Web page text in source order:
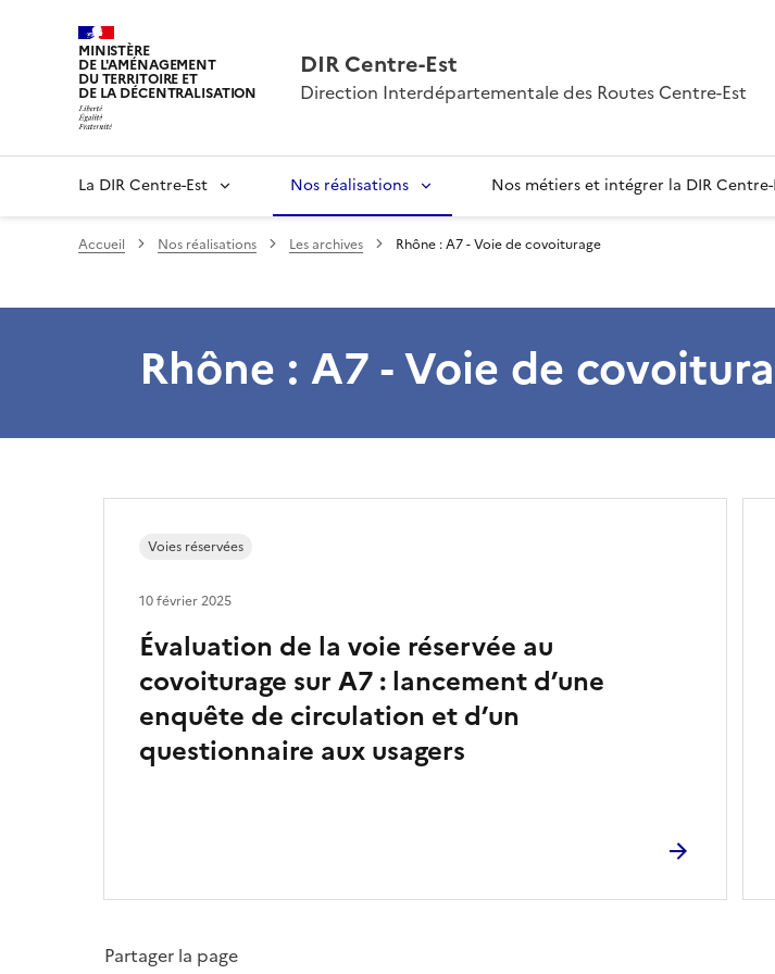
MINISTÈRE
DE L'AMÉNAGEMENT
DU TERRITOIRE ET
DE LA DÉCENTRALISATION
DIR Centre-Est
Direction Interdépartementale des Routes Centre-Est
La DIR Centre-Est Nos réalisations Nos métiers et intégrer la DIR Centre-
Accueil Nos réalisations Les archives Rhône : A7 - Voie de covoiturage
Rhône : A7 - Voie de
Évaluation de la voie réservée au
covoiturage sur A7 : lancement d’une
enquête de circulation et d’un
questionnaire aux usagers
Voies réservées
10 février 2025
Partager la page